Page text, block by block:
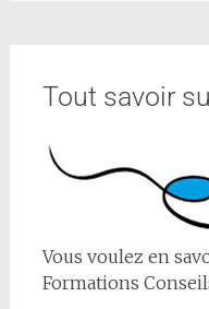
Tout savoir
Vous voulez en
Formations